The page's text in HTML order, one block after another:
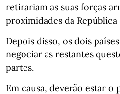
retirariam as suas forças
proximidades da República
Depois disso, os dois
negociar as restantes
partes.
Em causa, deverão estar o